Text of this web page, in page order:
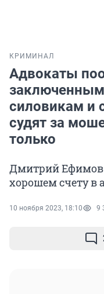
КРИМИНАЛ
Адвокаты
заключенным
силовикам и
судят за
только
Дмитрий
хорошем счету в
10 ноября 2023, 18:10 9